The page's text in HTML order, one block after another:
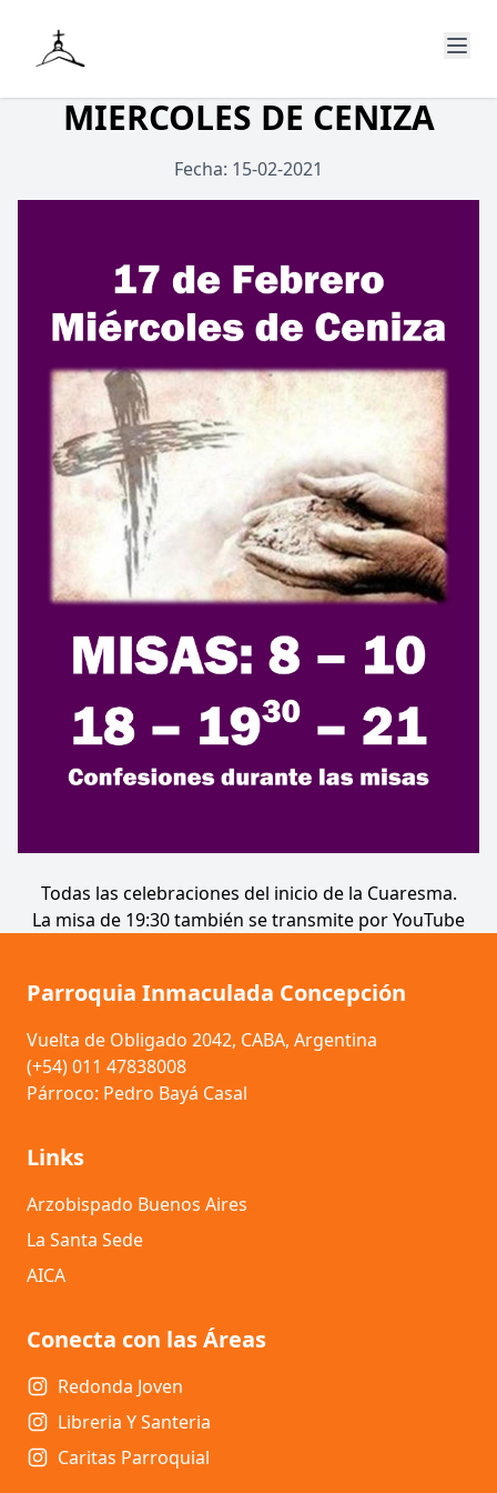
MIERCOLES DE CENIZA
Fecha: 15-02-2021
Todas las celebraciones del inicio de la Cuaresma.
La misa de 19:30 también se transmite por YouTube
Parroquia Inmaculada Concepción
Vuelta de Obligado 2042, CABA, Argentina
(+54) 011 47838008
Párroco: Pedro Bayá Casal
Links
Arzobispado Buenos Aires
La Santa Sede
AICA
Conecta con las Áreas
Redonda Joven
Libreria Y Santeria
Caritas Parroquial